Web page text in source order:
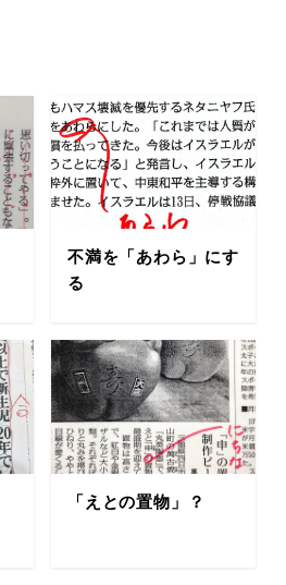
不満を「あわら」にす
る
「えとの置物」？